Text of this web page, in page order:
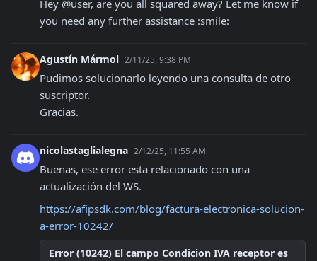
Hey @user, are you all squared away? Let me know if
you need any further assistance :smile:
Agustín Mármol 2/11/25, 9:38 PM
Pudimos solucionarlo leyendo una consulta de otro
suscriptor.
Gracias.
nicolastaglialegna 2/12/25, 11:55 AM
Buenas, ese error esta relacionado con una
actualización del WS.
https://afipsdk.com/blog/factura-electronica-solucion-
a-error-10242/
Error (10242) El campo Condicion IVA receptor es